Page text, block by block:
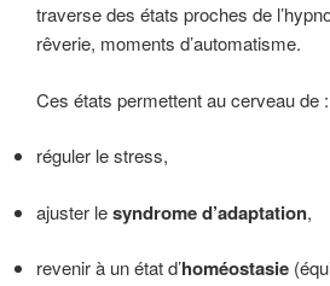
traverse des états proches de
rêverie, moments d’automatisme.
Ces états permettent au cerveau de :
réguler le stress,
ajuster lesyndrome d’adaptation,
revenir à un état d’homéostasie